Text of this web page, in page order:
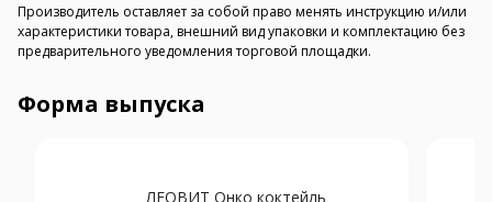
Производитель оставляет за собой право менять инструкцию и/или
характеристики товара, внешний вид упаковки и комплектацию без
предварительного уведомления торговой площадки.
Форма выпуска
ЛЕОВИТ Онко коктейль